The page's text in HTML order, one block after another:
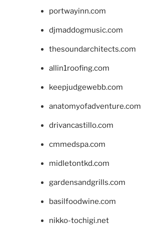
portwayinn.com
djmaddogmusic.com
thesoundarchitects.com
allin1roofing.com
keepjudgewebb.com
anatomyofadventure.com
drivancastillo.com
cmmedspa.com
midletontkd.com
gardensandgrills.com
basilfoodwine.com
nikko-tochigi.net